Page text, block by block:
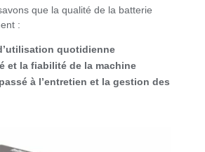
que la qualité de la batterie
:
quotidienne
et la fiabilité de la machine
à l’entretien et la gestion des